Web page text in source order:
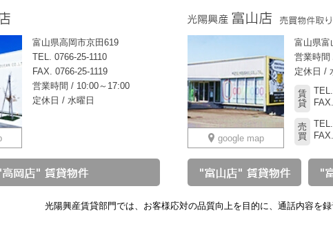
富山県高岡市京田619
TEL. 0766-25-1110
FAX. 0766-25-1119
営業時間 / 10:00～17:00
定休日 / 水曜日
google map
富山県富
営業時間
定休日 /
賃
貸
売
買
光陽興産賃貸部門では、お客様応対の品質向上を目的に、通話内容を